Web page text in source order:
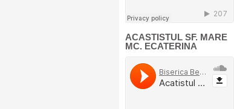
ACASTISTUL SF. MARE
MC. ECATERINA